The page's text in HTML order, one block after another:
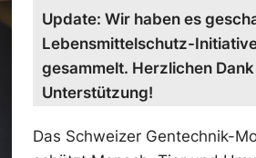
Update: Wir haben es
Lebensmittelschutz-
gesammelt. Herzlichen
Unterstützung!
Das Schweizer Gentechnik-